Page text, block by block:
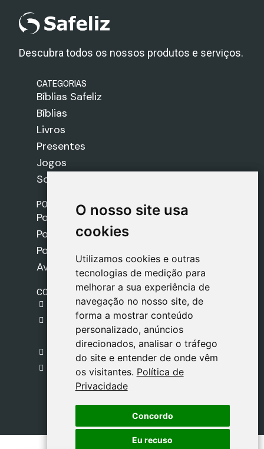
O nosso site usa
cookies
Utilizamos cookies e outras
tecnologias de medição para
melhorar a sua experiência de
navegação no nosso site, de
forma a mostrar conteúdo
personalizado, anúncios
direcionados, analisar o tráfego
do site e entender de onde vêm
os visitantes. Política de
Privacidade
Concordo
Eu recuso
O nosso site usa
cookies
Utilizamos cookies e outras
tecnologias de medição para
melhorar a sua experiência de
navegação no nosso site, de
forma a mostrar conteúdo
personalizado, anúncios
direcionados, analisar o tráfego
do site e entender de onde vêm
os visitantes. Política de
Privacidade
Concordo
Eu recuso
Descubra todos os nossos produtos e serviços.
CATEGORIAS
Bíblias Safeliz
Bíblias
Livros
Presentes
Jogos
Sobre nós
POLÍTICAS
Política de Envios
Política de Cookies
Política de Privacidade
Aviso Legal
CONTACTO
gestion@safeliz.com
C. del Pradillo, 6, 28770 Colmenar Viejo,
Madrid
+34 918 459 877
Segunda a Sexta
09:00 - 13:00